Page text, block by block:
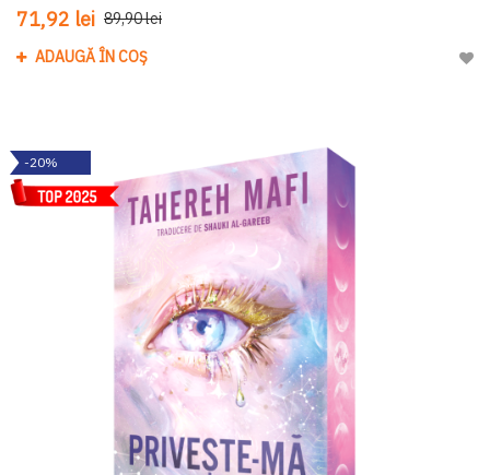
71,92 lei 89,90 lei
ADAUGĂ ÎN COȘ
-20%